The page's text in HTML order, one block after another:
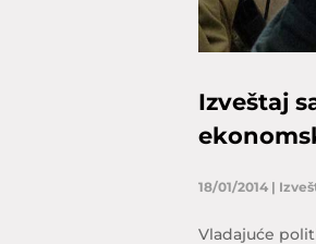
Izveštaj
18/01/2014 |
Vladajuće